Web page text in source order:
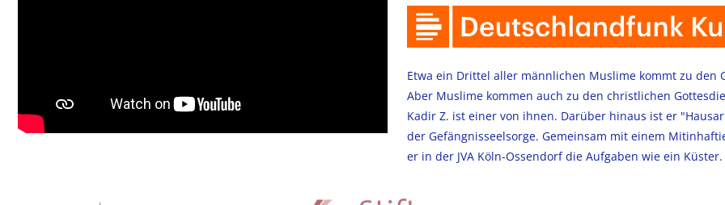
Etwa ein Drittel aller männlichen Muslime kommt zu den
Aber Muslime kommen auch zu den christlichen
Kadir Z. ist einer von ihnen. Darüber hinaus ist er
der Gefängnisseelsorge. Gemeinsam mit einem
er in der JVA Köln-Ossendorf die Aufgaben wie ein Küster.